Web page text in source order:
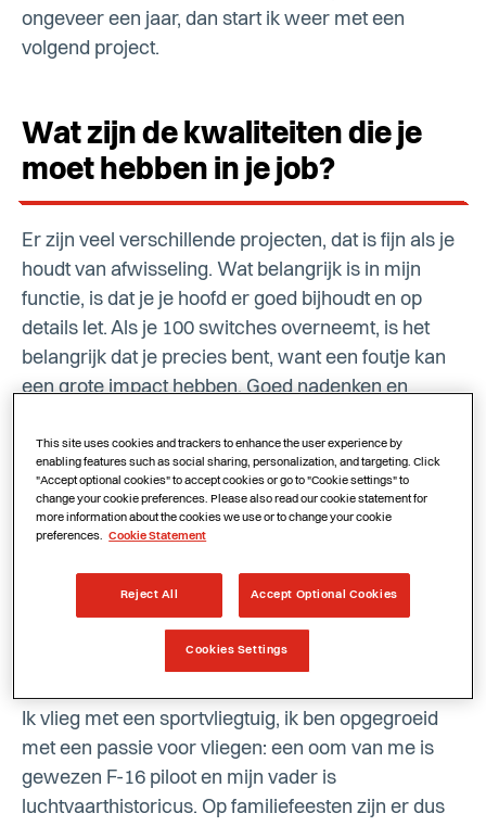
ongeveer een jaar, dan start ik weer met een
volgend project.
Wat zijn de kwaliteiten die je
moet hebben in je job?
Er zijn veel verschillende projecten, dat is fijn als je
houdt van afwisseling. Wat belangrijk is in mijn
functie, is dat je je hoofd er goed bijhoudt en op
details let. Als je 100 switches overneemt, is het
belangrijk dat je precies bent, want een foutje kan
een grote impact hebben. Goed nadenken en
Daarnaast is het belangrijk om graag met collega’s
samen te werken, zo kan je elkaar extra
ondersteuning bieden en nog betere resultaten
bereiken. Tenslotte moet je vertrouwen hebben in
Wat is je persoonlijke ambitie?
Ik vlieg met een sportvliegtuig, ik ben opgegroeid
met een passie voor vliegen: een oom van me is
gewezen F-16 piloot en mijn vader is
luchtvaarthistoricus. Op familiefeesten zijn er dus
This site uses cookies and trackers to enhance the user experience by
enabling features such as social sharing, personalization, and targeting. Click
"Accept optional cookies" to accept cookies or go to "Cookie settings" to
change your cookie preferences. Please also read our cookie statement for
more information about the cookies we use or to change your cookie
preferences. Cookie Statement
Reject All Accept Optional Cookies
Cookies Settings